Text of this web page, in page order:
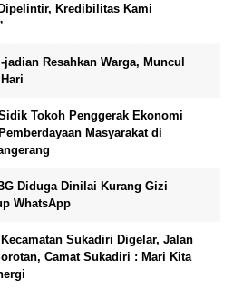
Kredibilitas Kami
jadian Resahkan Warga, Muncul
Tokoh Penggerak Ekonomi
Masyarakat di
Diduga Dinilai Kurang Gizi
WhatsApp
Sukadiri Digelar, Jalan
Camat Sukadiri : Mari Kita